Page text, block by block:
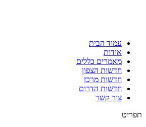
עמוד הבית
אודות
מאמרים כללים
חדשות הצפון
חדשות מרכז
חדשות הדרום
צור קשר
תפריט